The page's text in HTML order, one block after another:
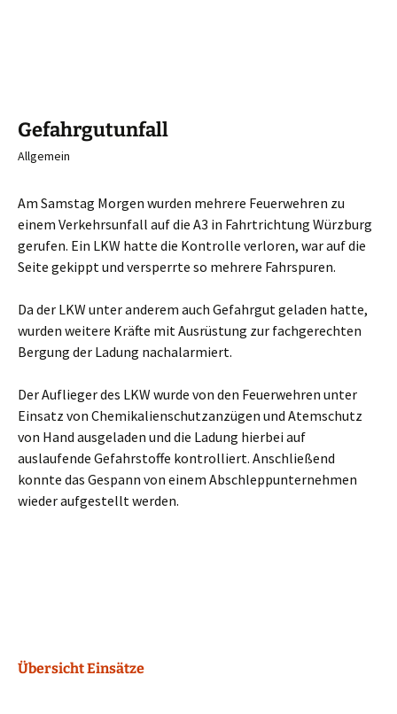
Gefahrgutunfall
Allgemein
Am Samstag Morgen wurden mehrere Feuerwehren zu
einem Verkehrsunfall auf die A3 in Fahrtrichtung Würzburg
gerufen. Ein LKW hatte die Kontrolle verloren, war auf die
Seite gekippt und versperrte so mehrere Fahrspuren.
Da der LKW unter anderem auch Gefahrgut geladen hatte,
wurden weitere Kräfte mit Ausrüstung zur fachgerechten
Bergung der Ladung nachalarmiert.
Der Auflieger des LKW wurde von den Feuerwehren unter
Einsatz von Chemikalienschutzanzügen und Atemschutz
von Hand ausgeladen und die Ladung hierbei auf
auslaufende Gefahrstoffe kontrolliert. Anschließend
konnte das Gespann von einem Abschleppunternehmen
wieder aufgestellt werden.
Übersicht Einsätze